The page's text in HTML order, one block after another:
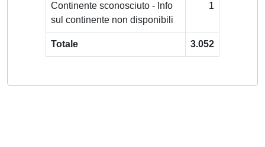
Continente sconosciuto - Info
sul continente non disponibili
1
Totale 3.052